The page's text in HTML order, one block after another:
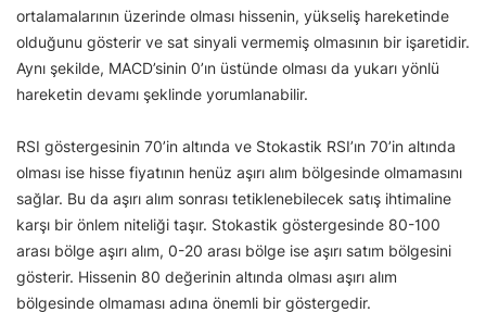
ortalamalarının üzerinde olması hissenin, yükseliş hareketinde
olduğunu gösterir ve sat sinyali vermemiş olmasının bir işaretidir.
Aynı şekilde, MACD’sinin 0’ın üstünde olması da yukarı yönlü
hareketin devamı şeklinde yorumlanabilir.
RSI göstergesinin 70’in altında ve Stokastik RSI’ın 70’in altında
olması ise hisse fiyatının henüz aşırı alım bölgesinde olmamasını
sağlar. Bu da aşırı alım sonrası tetiklenebilecek satış ihtimaline
karşı bir önlem niteliği taşır. Stokastik göstergesinde 80-100
arası bölge aşırı alım, 0-20 arası bölge ise aşırı satım bölgesini
gösterir. Hissenin 80 değerinin altında olması aşırı alım
bölgesinde olmaması adına önemli bir göstergedir.